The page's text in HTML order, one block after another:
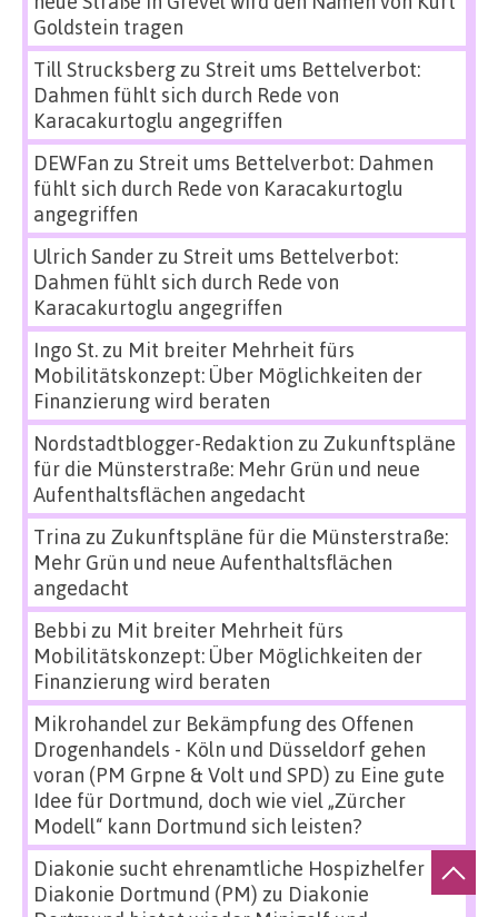
Goldstein tragen
Till Strucksbergzu Streit ums Bettelverbot:
Dahmen fühlt sich durch Rede von
Karacakurtoglu angegriffen
DEWFan zu Streit ums Bettelverbot: Dahmen
fühlt sich durch Rede von Karacakurtoglu
angegriffen
Ulrich Sanderzu Streit ums Bettelverbot:
Dahmen fühlt sich durch Rede von
Karacakurtoglu angegriffen
Ingo St.zu Mit breiter Mehrheit fürs
Mobilitätskonzept: Über Möglichkeiten der
Finanzierung wird beraten
Nordstadtblogger-Redaktion zu Zukunftspläne
für die Münsterstraße: Mehr Grün und neue
Aufenthaltsflächen angedacht
Trina zu Zukunftspläne für die Münsterstraße:
Mehr Grün und neue Aufenthaltsflächen
angedacht
Bebbi zu Mit breiter Mehrheit fürs
Mobilitätskonzept: Über Möglichkeiten der
Finanzierung wird beraten
Mikrohandel zur Bekämpfung des Offenen
Drogenhandels - Köln und Düsseldorf gehen
voran (PM Grpne & Volt und SPD) zu Eine gute
Idee für Dortmund, doch wie viel „Zürcher
Modell“ kann Dortmund sich leisten?
Diakonie sucht ehrenamtliche Hospizhelfer
Diakonie Dortmund (PM) zu Diakonie